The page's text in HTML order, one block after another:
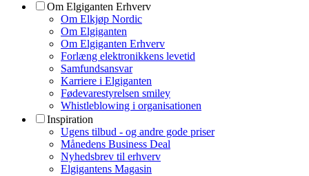
Om Elgiganten Erhverv
Om Elkjøp Nordic
Om Elgiganten
Om Elgiganten Erhverv
Forlæng elektronikkens levetid
Samfundsansvar
Karriere i Elgiganten
Fødevarestyrelsen smiley
Whistleblowing i organisationen
Inspiration
Ugens tilbud - og andre gode priser
Månedens Business Deal
Nyhedsbrev til erhverv
Elgigantens Magasin